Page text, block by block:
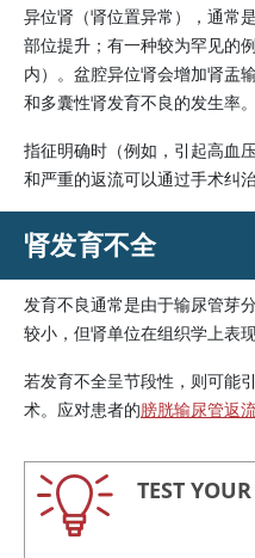
异位肾（肾位置异常），通常
部位提升；有一种较为罕见的
内）。盆腔异位肾会增加肾盂
和多囊性肾发育不良的发生率。
指征明确时（例如，引起高血
和严重的返流可以通过手术纠治
肾发育不全
发育不良通常是由于输尿管芽
较小，但肾单位在组织学上表现
若发育不全呈节段性，则可能
术。应对患者的膀胱输尿管返
TEST